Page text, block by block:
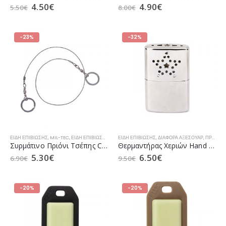
5.50€ 4.50€ 8.00€ 4.90€
-23%
ΕΊΔΗ ΕΠΙΒΊΩΣΗΣ, MIL-TEC,ΕΊΔΗ ΕΠΙΒΊΩΣΗΣ E.Δ.
Συρμάτινο Πριόνι Tσέπης Commando της Mil-Tec (15502000)
6.90€ 5.30€
-32%
ΕΊΔΗ ΕΠΙΒΊΩΣΗΣ,ΔΙΆΦΟΡΑ ΑΞΕΣΟΥΆΡ,ΠΡΟΣΦΟΡΈΣ
Θερμαντήρας Χεριών Hand Warmer Lighter της Canyonlands
9.50€ 6.50€
-20% -20%